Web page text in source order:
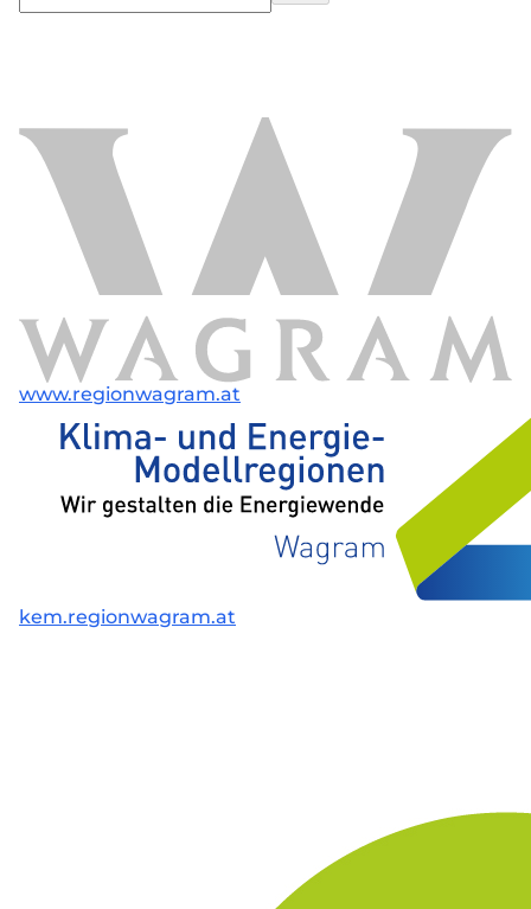
www.regionwagram.at
kem.regionwagram.at